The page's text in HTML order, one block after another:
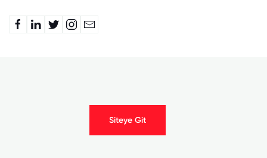
Siteye Git